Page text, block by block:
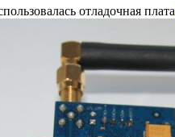
отладочная плата